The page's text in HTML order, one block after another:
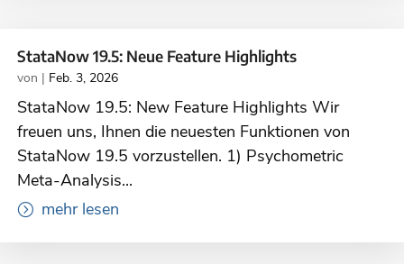
StataNow 19.5: Neue Feature Highlights
von | Feb. 3, 2026
StataNow 19.5: New Feature Highlights Wir
freuen uns, Ihnen die neuesten Funktionen von
StataNow 19.5 vorzustellen. 1) Psychometric
Meta-Analysis...
mehr lesen